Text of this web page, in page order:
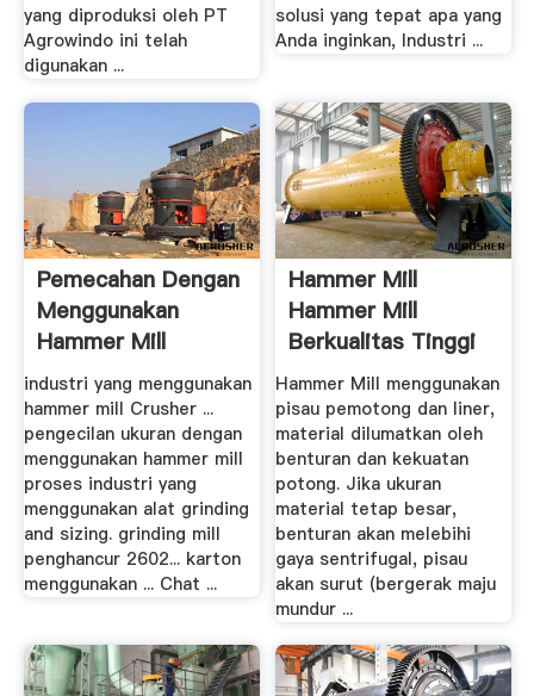
yang diproduksi oleh PT
Agrowindo ini telah
digunakan ...
solusi yang tepat apa yang
Anda inginkan, Industri ...
Pemecahan Dengan
Menggunakan
Hammer Mill
industri yang menggunakan
hammer mill Crusher ...
pengecilan ukuran dengan
menggunakan hammer mill
proses industri yang
menggunakan alat grinding
and sizing. grinding mill
penghancur 2602... karton
menggunakan ... Chat ...
Hammer Mill
Hammer Mill
Berkualitas Tinggi
Dan .
Hammer Mill menggunakan
pisau pemotong dan liner,
material dilumatkan oleh
benturan dan kekuatan
potong. Jika ukuran
material tetap besar,
benturan akan melebihi
gaya sentrifugal, pisau
akan surut (bergerak maju
mundur ...